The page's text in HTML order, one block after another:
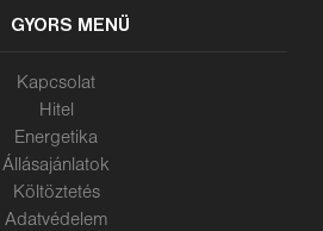
GYORS MENÜ
Kapcsolat
Hitel
Energetika
Állásajánlatok
Költöztetés
Adatvédelem